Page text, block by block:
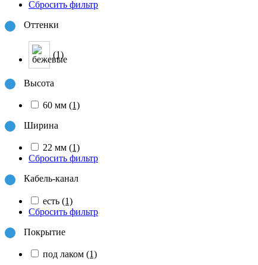
Сбросить фильтр
Оттенки
(1)
Высота
60 мм (1)
Ширина
22 мм (1)
Сбросить фильтр
Кабель-канал
есть (1)
Сбросить фильтр
Покрытие
под лаком (1)